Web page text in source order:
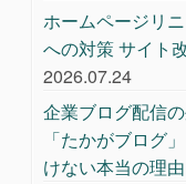
ホームページリ
への対策 サイト
2026.07.24
企業ブログ配信
「たかがブログ
けない本当の理由